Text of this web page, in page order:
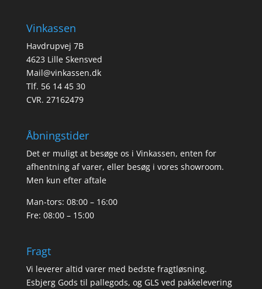
Vinkassen
Havdrupvej 7B
4623 Lille Skensved
Mail@vinkassen.dk
Tlf. 56 14 45 30
CVR. 27162479
Åbningstider
Det er muligt at besøge os i Vinkassen, enten for
afhentning af varer, eller besøg i vores showroom.
Men kun efter aftale
Man-tors: 08:00 – 16:00
Fre: 08:00 – 15:00
Fragt
Vi leverer altid varer med bedste fragtløsning.
Esbjerg Gods til pallegods, og GLS ved pakkelevering